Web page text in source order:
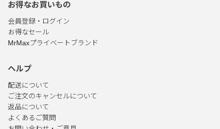
お得なお買いもの
会員登録・ログイン
お得なセール
MrMaxプライベートブランド
ヘルプ
配送について
ご注文のキャンセルについて
返品について
よくあるご質問